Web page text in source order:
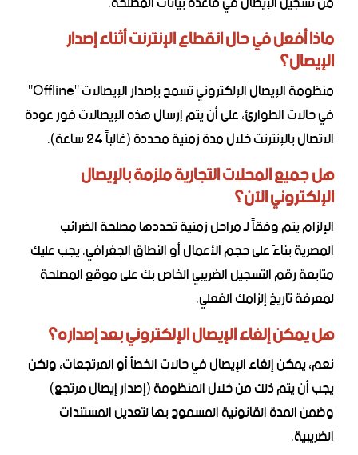
ماذا أفعل في حال انقطاع الإنترنت أثناء إصدار
الإيصال؟
منظومة الإيصال الإلكتروني تسمح بإصدار الإيصالات "Offline"
في حالات الطوارئ، على أن يتم إرسال هذه الإيصالات فور عودة
الاتصال بالإنترنت خلال مدة زمنية محددة (غالباً 24 ساعة).
هل جميع المحلات التجارية ملزمة بالإيصال
الإلكتروني الآن؟
الإلزام يتم وفقاً لـ مراحل زمنية تحددها مصلحة الضرائب
المصرية بناءً على حجم الأعمال أو النطاق الجغرافي. يجب عليك
متابعة رقم التسجيل الضريبي الخاص بك على موقع المصلحة
لمعرفة تاريخ إلزامك الفعلي.
هل يمكن إلغاء الإيصال الإلكتروني بعد إصداره؟
نعم، يمكن إلغاء الإيصال في حالات الخطأ أو المرتجعات، ولكن
يجب أن يتم ذلك من خلال المنظومة (إصدار إيصال مرتجع)
وضمن المدة القانونية المسموح بها لتعديل المستندات
الضريبية.